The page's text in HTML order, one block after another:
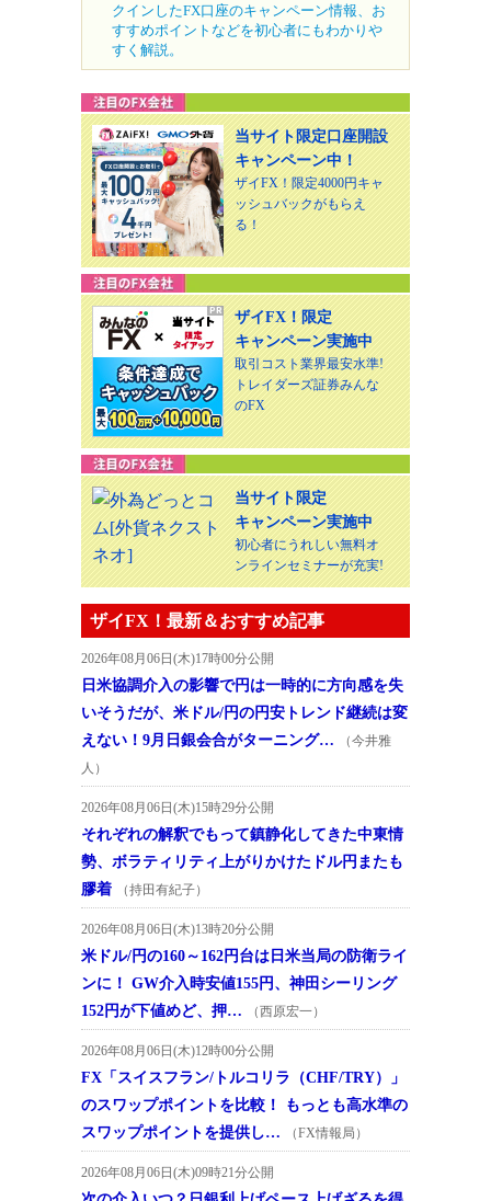
クインしたFX口座のキャンペーン情報、お
すすめポイントなどを初心者にもわかりや
すく解説。
当サイト限定口座開設
キャンペーン中！
ザイFX！限定4000円キャ
ッシュバックがもらえ
る！
ザイFX！限定
キャンペーン実施中
取引コスト業界最安水準!
トレイダーズ証券みんな
のFX
当サイト限定
キャンペーン実施中
初心者にうれしい無料オ
ンラインセミナーが充実!
ザイFX！最新＆おすすめ記事
2026年08月06日(木)17時00分公開
日米協調介入の影響で円は一時的に方向感を失
いそうだが、米ドル/円の円安トレンド継続は変
えない！9月日銀会合がターニング…
（今井雅
人）
2026年08月06日(木)15時29分公開
それぞれの解釈でもって鎮静化してきた中東情
勢、ボラティリティ上がりかけたドル円またも
膠着
（持田有紀子）
2026年08月06日(木)13時20分公開
米ドル/円の160～162円台は日米当局の防衛ライ
ンに！ GW介入時安値155円、神田シーリング
152円が下値めど、押…
（西原宏一）
2026年08月06日(木)12時00分公開
FX「スイスフラン/トルコリラ（CHF/TRY）」
のスワップポイントを比較！ もっとも高水準の
スワップポイントを提供し…
（FX情報局）
2026年08月06日(木)09時21分公開